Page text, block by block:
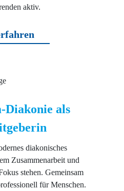
aktiv.
Diakonie als
diakonisches
Zusammenarbeit und
stehen. Gemeinsam
für Menschen.